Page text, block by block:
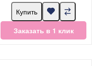
Купить
Заказать в 1 клик